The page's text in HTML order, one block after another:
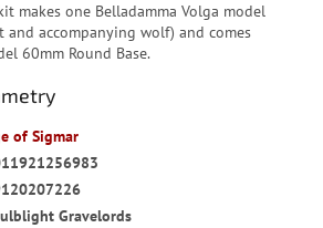
makes one Belladamma Volga model
accompanying wolf) and comes
60mm Round Base.
of Sigmar
Gravelords